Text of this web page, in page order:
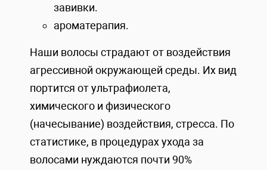
завивки.
ароматерапия.
Наши волосы страдают от воздействия
агрессивной окружающей среды. Их вид
портится от ультрафиолета,
химического и физического
(начесывание) воздействия, стресса. По
статистике, в процедурах ухода за
волосами нуждаются почти 90%